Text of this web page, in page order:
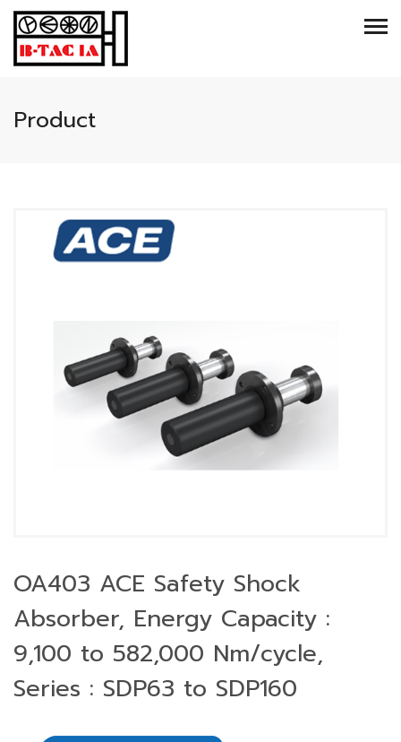
Product
OA403 ACE Safety Shock
Absorber, Energy Capacity :
9,100 to 582,000 Nm/cycle,
Series : SDP63 to SDP160